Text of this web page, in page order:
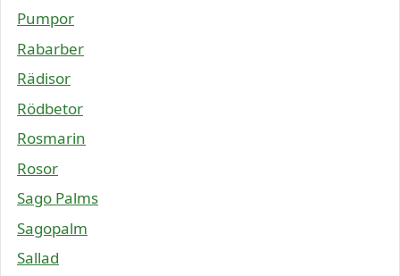
Pumpor
Rabarber
Rädisor
Rödbetor
Rosmarin
Rosor
Sago Palms
Sagopalm
Sallad